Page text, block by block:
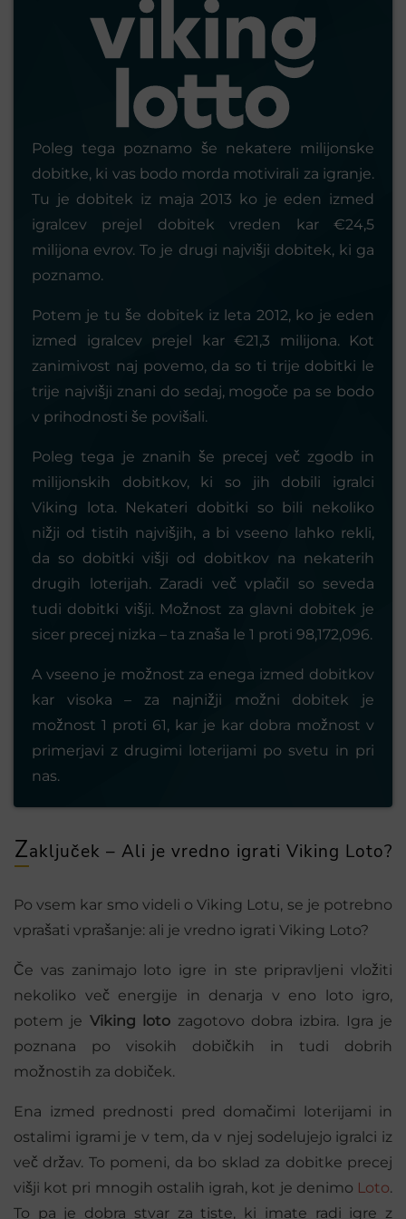
Poleg tega poznamo še nekatere milijonske
dobitke, ki vas bodo morda motivirali za igranje.
Tu je dobitek iz maja 2013 ko je eden izmed
igralcev prejel dobitek vreden kar €24,5
milijona evrov. To je drugi najvišji dobitek, ki ga
poznamo.
Potem je tu še dobitek iz leta 2012, ko je eden
izmed igralcev prejel kar €21,3 milijona. Kot
zanimivost naj povemo, da so ti trije dobitki le
trije najvišji znani do sedaj, mogoče pa se bodo
v prihodnosti še povišali.
Poleg tega je znanih še precej več zgodb in
milijonskih dobitkov, ki so jih dobili igralci
Viking lota. Nekateri dobitki so bili nekoliko
nižji od tistih najvišjih, a bi vseeno lahko rekli,
da so dobitki višji od dobitkov na nekaterih
drugih loterijah. Zaradi več vplačil so seveda
tudi dobitki višji. Možnost za glavni dobitek je
sicer precej nizka – ta znaša le 1 proti 98,172,096.
A vseeno je možnost za enega izmed dobitkov
kar visoka – za najnižji možni dobitek je
možnost 1 proti 61, kar je kar dobra možnost v
primerjavi z drugimi loterijami po svetu in pri
nas.
Zaključek – Ali je vredno igrati Viking Loto?
Po vsem kar smo videli o Viking Lotu, se je potrebno
vprašati vprašanje: ali je vredno igrati Viking Loto?
Če vas zanimajo loto igre in ste pripravljeni vložiti
nekoliko več energije in denarja v eno loto igro,
potem je Viking loto zagotovo dobra izbira. Igra je
poznana po visokih dobičkih in tudi dobrih
možnostih za dobiček.
Ena izmed prednosti pred domačimi loterijami in
ostalimi igrami je v tem, da v njej sodelujejo igralci iz
več držav. To pomeni, da bo sklad za dobitke precej
višji kot pri mnogih ostalih igrah, kot je denimo Loto.
To pa je dobra stvar za tiste, ki imate radi igre z